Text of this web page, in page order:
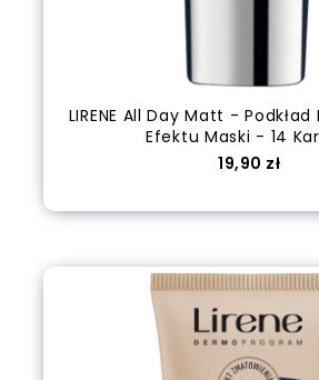
LIRENE All Day Matt -
Efektu Maski - 14
Cena
19,90 zł